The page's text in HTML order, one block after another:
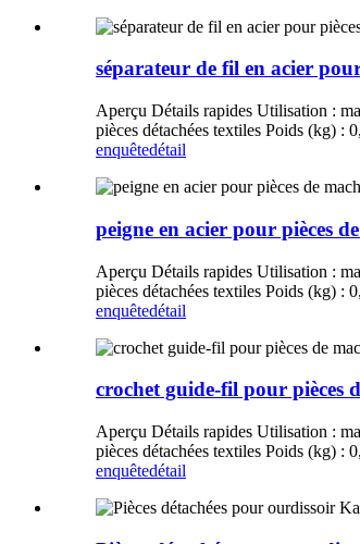
séparateur de fil en acier
Aperçu Détails rapides Utilisation :
pièces détachées textiles Poids (kg)
enquêtedétail
peigne en acier pour pièces
Aperçu Détails rapides Utilisation :
pièces détachées textiles Poids (kg) :
enquêtedétail
crochet guide-fil pour pièces
Aperçu Détails rapides Utilisation :
pièces détachées textiles Poids (kg)
enquêtedétail